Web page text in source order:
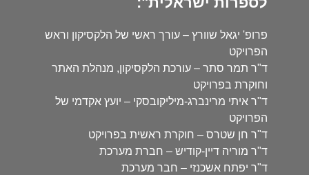
פרופ' יגאל שוורץ – עורך ראשי של הלקסיקון וראש
הפרויקט
ד"ר תמר סתר – עורכת הלקסיקון, מנהלת האתר
וחוקרת בפרויקט
ד"ר איתי מרינברג-מיליקובסקי – יועץ אקדמי של
הפרויקט
ד"ר חן שטרס – חוקרת ראשית בפרויקט
ד"ר מוריה דיין-קודיש – חברת מערכת
ד"ר יפתח אשכנזי – חבר מערכת